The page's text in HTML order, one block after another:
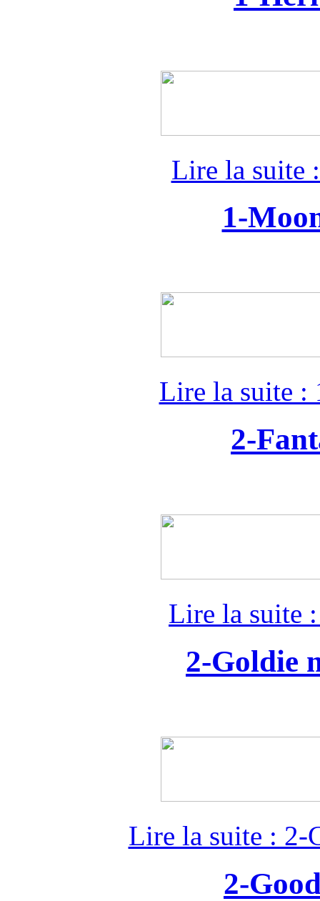
Lire la suite
1-
Lire la suite
2-
Lire la suite
2-Goldie
Lire la suite : 2-
2-